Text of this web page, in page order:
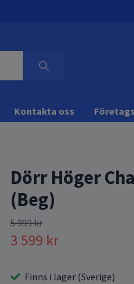
Kontakta oss
Dörr Höger
(Beg)
5 999 kr
3 599 kr
Finns i lager (Sverige)